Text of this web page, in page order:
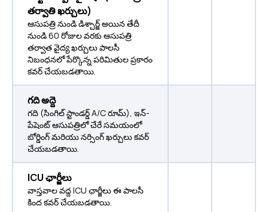
తర్వాతి ఖర్చులు)
ఆసుపత్రి నుండి డిశ్చార్జ్ అయిన తేదీ
నుండి 60 రోజుల వరకు ఆసుపత్రి
తర్వాత వైద్య ఖర్చులు పాలసీ
నిబంధనలో పేర్కొన్న పరిమితుల ప్రకారం
కవర్ చేయబడతాయి.
గది అద్దె
గది (సింగిల్ స్టాండర్డ్ A/C రూమ్), ఇన్-
పేషెంట్ ఆసుపత్రిలో చేరే సమయంలో
బోర్డింగ్ మరియు నర్సింగ్ ఖర్చులు కవర్
చేయబడతాయి.
ICU ఛార్జీలు
వాస్తవాల వద్ద ICU ఛార్జీలు ఈ పాలసీ
కింద కవర్ చేయబడతాయి.